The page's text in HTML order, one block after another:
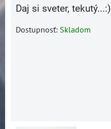
Daj si sveter, tekutý...:)
Dostupnosť: Skladom